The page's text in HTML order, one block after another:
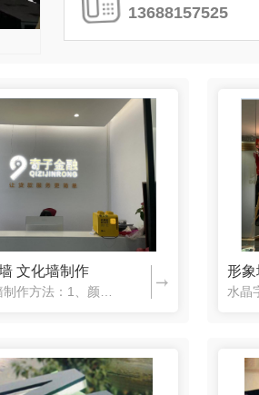
13688157525
文化墙制作 形象